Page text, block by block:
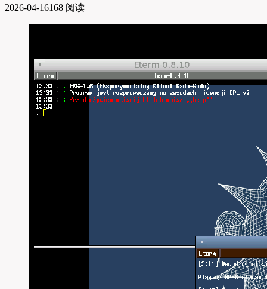
2026-04-16168 阅读